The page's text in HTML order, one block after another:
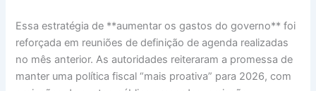
Essa estratégia de **aumentar os gastos do governo** foi
reforçada em reuniões de definição de agenda realizadas
no mês anterior. As autoridades reiteraram a promessa de
manter uma política fiscal “mais proativa” para 2026, com